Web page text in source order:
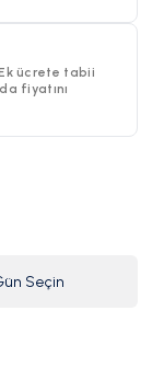
ücrete tabii
fiyatını
Seçin